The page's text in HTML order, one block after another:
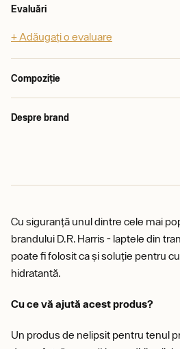
Evaluări
+ Adăugați o evaluare
Compoziție
Despre brand
Cu siguranță unul dintre cele mai
brandului D.R. Harris - laptele din
poate fi folosit ca și soluție pentru
hidratantă.
Cu ce vă ajută acest produs?
Un produs de nelipsit pentru tenul